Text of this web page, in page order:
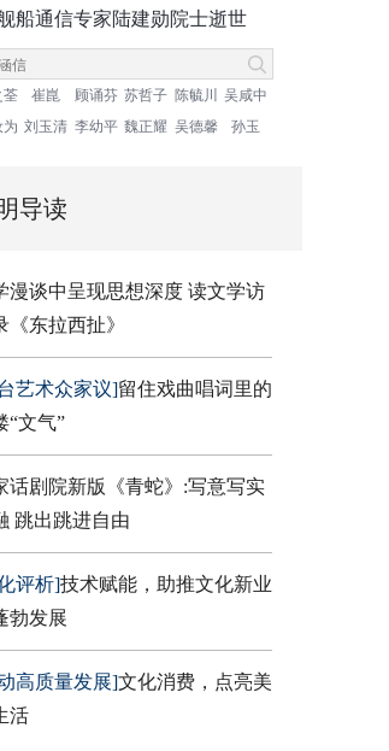
船通信专家陆建勋院士逝世
荃 崔崑 顾诵芬 苏哲子 陈毓川
吴咸中
为 刘玉清 李幼平 魏正耀 吴德馨 孙玉
导读
漫谈中呈现思想深度 读文学访
《东拉西扯》
艺术众家议]留住戏曲唱词里的
“文气”
话剧院新版《青蛇》:写意写实
跳出跳进自由
评析]技术赋能，助推文化新业
勃发展
高质量发展]文化消费，点亮美
活